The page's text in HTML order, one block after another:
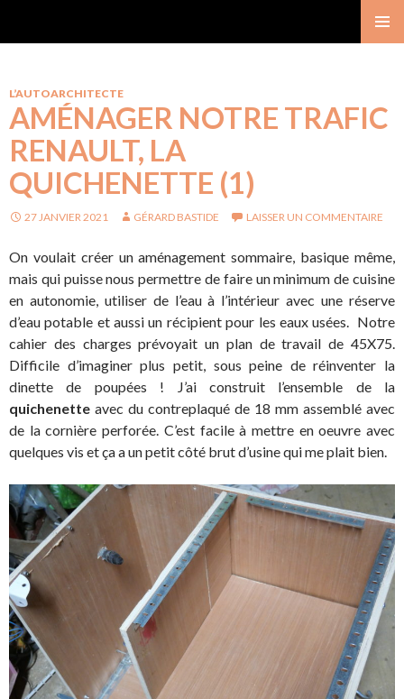
L’AUTOARCHITECTE
AMÉNAGER NOTRE TRAFIC
RENAULT, LA
QUICHENETTE (1)
27 JANVIER 2021 GÉRARD BASTIDE LAISSER UN COMMENTAIRE
On voulait créer un aménagement sommaire, basique même,
mais qui puisse nous permettre de faire un minimum de cuisine
en autonomie, utiliser de l’eau à l’intérieur avec une réserve
d’eau potable et aussi un récipient pour les eaux usées. Notre
cahier des charges prévoyait un plan de travail de 45X75.
Difficile d’imaginer plus petit, sous peine de réinventer la
dinette de poupées ! J’ai construit l’ensemble de la
quichenette avec du contreplaqué de 18 mm assemblé avec
de la cornière perforée. C’est facile à mettre en oeuvre avec
quelques vis et ça a un petit côté brut d’usine qui me plait bien.